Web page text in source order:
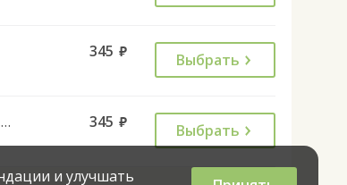
345 руб. Выбрать
Пн,Вт,Ср,Чт,Сб,Вс 345 руб. Выбрать
и улучшать